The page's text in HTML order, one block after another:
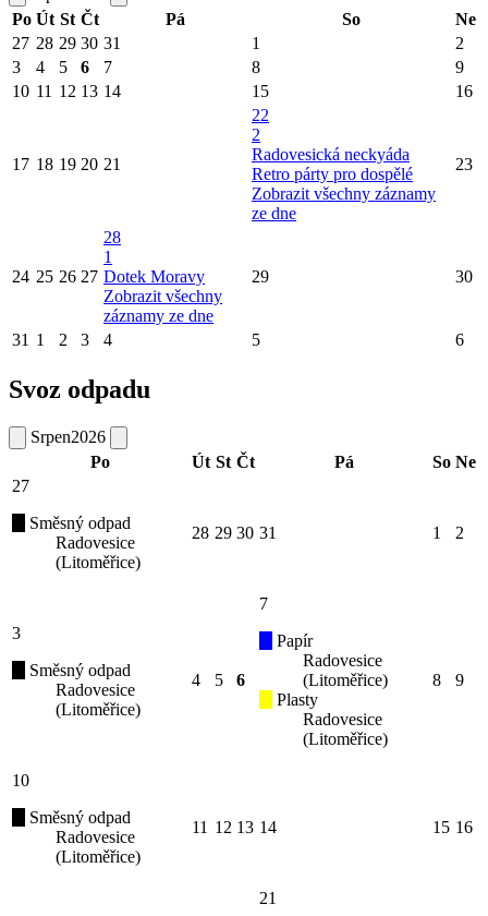
Po Út St Čt Pá So
Ne
27 28 29 30 31 1
2
3
4 5 6 7 8
9
10 11 12 13 14 15 16
17 18 19 20 21
22
2
Radovesická neckyáda
Retro párty pro dospělé
Zobrazit všechny záznamy
ze dne
23
24 25 26 27
28
1
Dotek Moravy
Zobrazit všechny
záznamy ze dne
29 30
31 1 2 3 4 5 6
Svoz odpadu
Srpen2026
Po
Út St Čt Pá So Ne
27
Směsný odpad
Radovesice
(Litoměřice)
28 29 30 31 1 2
3
Směsný odpad
Radovesice
(Litoměřice)
4 5 6
7
Papír
Radovesice
(Litoměřice)
Plasty
Radovesice
(Litoměřice)
8 9
10
Směsný odpad
Radovesice
(Litoměřice)
11 12 13 14 15 16
21